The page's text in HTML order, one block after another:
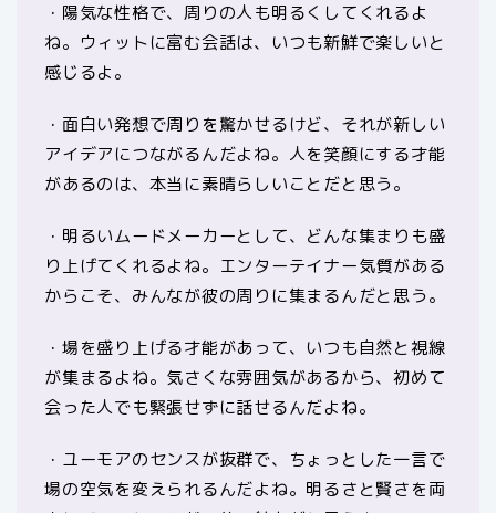
・陽気な性格で、周りの人も明るくしてくれるよ
ね。ウィットに富む会話は、いつも新鮮で楽しいと
感じるよ。
・面白い発想で周りを驚かせるけど、それが新しい
アイデアにつながるんだよね。人を笑顔にする才能
があるのは、本当に素晴らしいことだと思う。
・明るいムードメーカーとして、どんな集まりも盛
り上げてくれるよね。エンターテイナー気質がある
からこそ、みんなが彼の周りに集まるんだと思う。
・場を盛り上げる才能があって、いつも自然と視線
が集まるよね。気さくな雰囲気があるから、初めて
会った人でも緊張せずに話せるんだよね。
・ユーモアのセンスが抜群で、ちょっとした一言で
場の空気を変えられるんだよね。明るさと賢さを両